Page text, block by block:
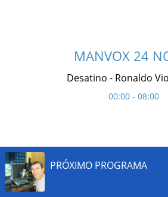
MANVOX 24
Desatino - Ronaldo
00:00 - 08:00
PRÓXIMO PROGRAMA